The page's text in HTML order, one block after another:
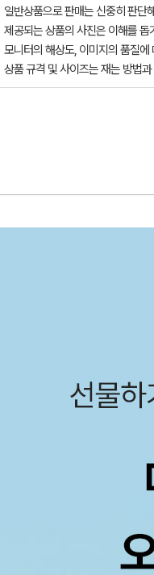
일반상품으로 판매는 신중히 판단
제공되는 상품의 사진은 이해를
모니터의 해상도, 이미지의 품질
상품 규격 및 사이즈는 재는 방법